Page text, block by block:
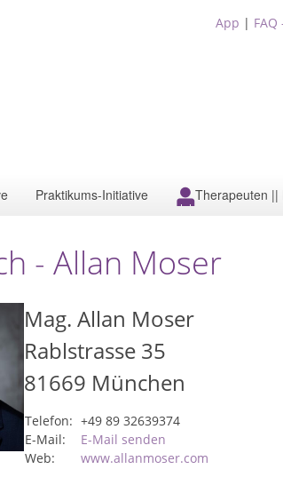
App |
Praktikums-Initiative Therapeuten ||
- Allan Moser
Mag. Allan Moser
Rablstrasse 35
81669 München
Telefon: +49 89 32639374
E-Mail:
E-Mail senden
Web:
www.allanmoser.com